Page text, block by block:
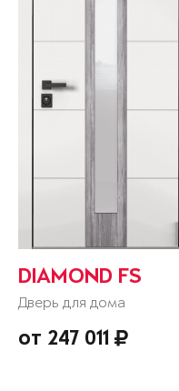
DIAMOND FS
Дверь для дома
от 247 011